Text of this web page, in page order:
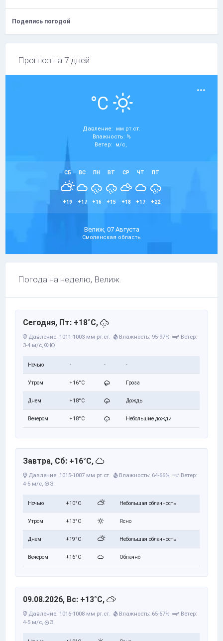
Поделись погодой
Прогноз на 7 дней
°C
Давление: мм рт.ст.
Влажность: %
Ветер: м/с,
СБ
+19
ВС
+17
ПН
+16
ВТ
+15
СР
+18
ЧТ
+17
ПТ
+22
Велиж, 07 Августа
Смоленская область
Погода на неделю, Велиж.
Сегодня, Пт: +18°C,
Давление: 1011-1003 мм рт.ст. Влажность: 95-97%
Ветер:
3-4 м/с, Ю
Ночью - - -
Утром +16°C Гроза
Днем +18°C Дождь
Вечером +18°C Небольшие дожди
Завтра, Сб: +16°C,
Давление: 1015-1007 мм рт.ст. Влажность: 64-66%
Ветер:
4-5 м/с,
З
Ночью +10°C Небольшая облачность
Утром +13°C Ясно
Днем +19°C Небольшая облачность
Вечером +16°C Облачно
09.08.2026, Вс: +13°C,
Давление: 1016-1008 мм рт.ст. Влажность: 65-67%
Ветер:
4-5 м/с, З